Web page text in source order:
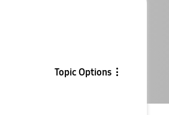
Topic Options